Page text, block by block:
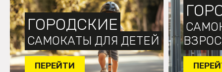
ГОРОДСКИЕ
САМОКАТЫ ДЛЯ ДЕТЕЙ
ПЕРЕЙТИ